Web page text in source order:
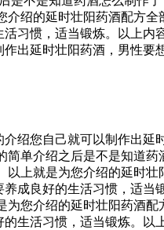
绍的延时壮阳药酒配方
习惯，适当锻炼。以上内
出延时壮阳药酒，男性要
绍您自己就可以制作出延
单介绍之后是不是知道
上就是为您介绍的延时
成良好的生活习惯，适
为您介绍的延时壮阳药酒
生活习惯，适当锻炼。以